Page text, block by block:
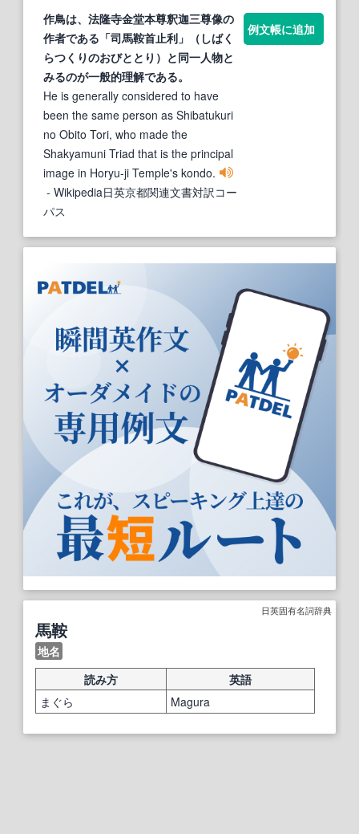
作鳥は、法隆寺金堂本尊釈迦三尊像の
作者である「司馬鞍首止利」（しばく
らつくりのおびととり）と同一人物と
みるのが一般的理解である。
He is generally considered to have
been the same person as Shibatukuri
no Obito Tori, who made the
Shakyamuni Triad that is the principal
image in Horyu-ji Temple's kondo.
- Wikipedia日英京都関連文書対訳コー
パス
例文帳に追加
日英固有名詞辞典
馬鞍
地名
読み方
英語
まぐら
Magura